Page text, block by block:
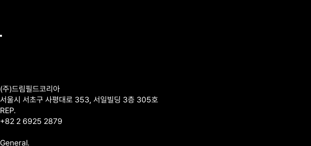
(주)드림필드코리아
서울시 서초구 사평대로 353, 서일빌딩 3층 305호
REP.
+82 2 6925 2879
General.